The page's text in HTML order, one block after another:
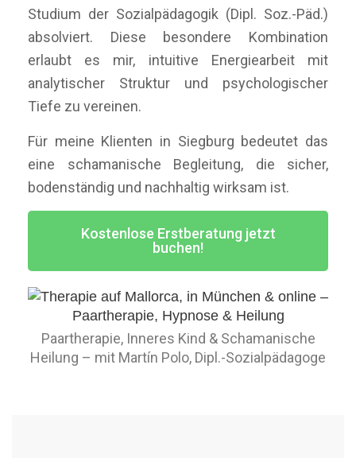
Studium der Sozialpädagogik (Dipl. Soz.-Päd.)
absolviert. Diese besondere Kombination
erlaubt es mir, intuitive Energiearbeit mit
analytischer Struktur und psychologischer
Tiefe zu vereinen.
Für meine Klienten in Siegburg bedeutet das
eine schamanische Begleitung, die sicher,
bodenständig und nachhaltig wirksam ist.
Kostenlose Erstberatung jetzt
buchen!
Paartherapie, Inneres Kind & Schamanische
Heilung – mit Martín Polo, Dipl.-Sozialpädagoge